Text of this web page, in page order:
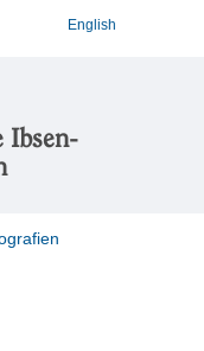
English
Ibsen-